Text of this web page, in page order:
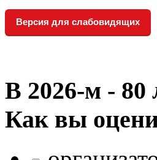
Версия для слабовидящих
В 2026‑м -
Как вы